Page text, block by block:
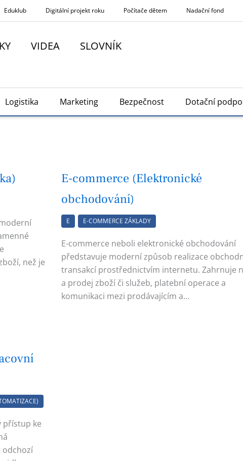
Eduklub Digitální projekt roku Počítače dětem Nadační fond
VIDEA SLOVNÍK
Logistika Marketing Bezpečnost Dotační
než je
E-commerce (Elektronické
obchodování)
E E-COMMERCE ZÁKLADY
E-commerce neboli elektronické obchodování
představuje moderní způsob realizace
transakcí prostřednictvím internetu. Zahrnuje
a prodej zboží či služeb, platební operace a
komunikaci mezi prodávajícím a…
přístup ke
odchozí